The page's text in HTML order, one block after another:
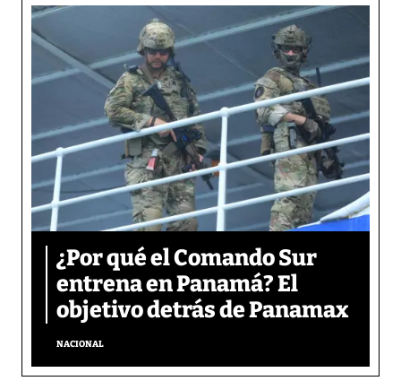
¿Por qué el Comando Sur
entrena en Panamá? El
objetivo detrás de Panamax
NACIONAL